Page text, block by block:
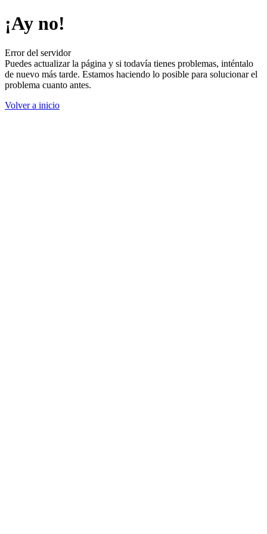
¡Ay no!
Error del servidor
Puedes actualizar la página y si todavía tienes problemas, inténtalo
de nuevo más tarde. Estamos haciendo lo posible para solucionar el
problema cuanto antes.
Volver a inicio